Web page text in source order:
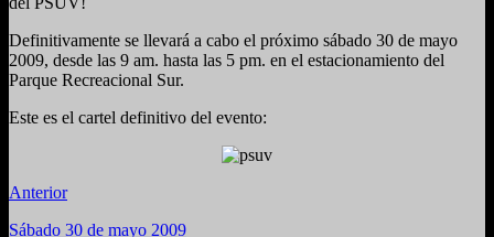
Definitivamente se llevará a cabo el próximo sábado 30 de mayo
2009, desde las 9 am. hasta las 5 pm. en el estacionamiento del
Parque Recreacional Sur.
Este es el cartel definitivo del evento:
Anterior
Sábado 30 de mayo 2009